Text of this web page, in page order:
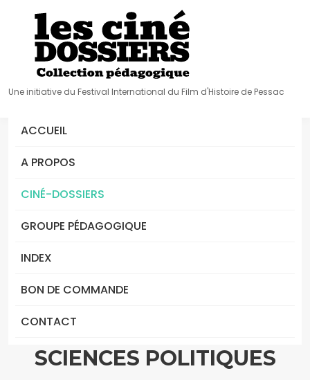
Une initiative du Festival International du Film d'Histoire de Pessac
ACCUEIL
A PROPOS
CINÉ-DOSSIERS
GROUPE PÉDAGOGIQUE
INDEX
BON DE COMMANDE
CONTACT
SCIENCES POLITIQUES